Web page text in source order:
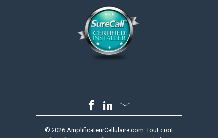
© 2026 AmplificateurCellulaire.com. Tout droit